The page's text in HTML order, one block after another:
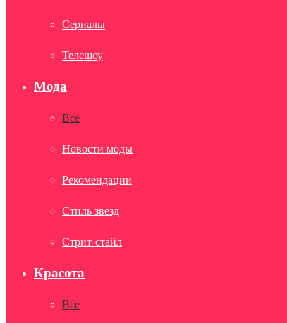
Сериалы
Телешоу
Мода
Все
Новости моды
Рекомендации
Стиль звезд
Стрит-стайл
Красота
Все